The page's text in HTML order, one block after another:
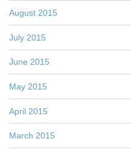
August 2015
July 2015
June 2015
May 2015
April 2015
March 2015